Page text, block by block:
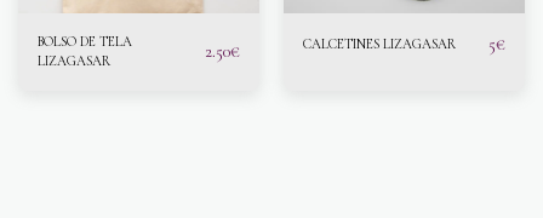
BOLSO DE TELA
LIZAGASAR
2.50€ CALCETINES LIZAGASAR 5€